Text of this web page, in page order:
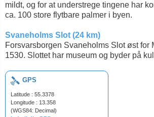
mildt, og for at understrege tingene har
ca. 100 store flytbare palmer i byen.
Svaneholms Slot (24 km)
Forsvarsborgen Svaneholms Slot øst for
1530. Slottet har museum og byder på
GPS
Latitude : 55.3378
Longitude : 13.358
(WGS84: Decimal)